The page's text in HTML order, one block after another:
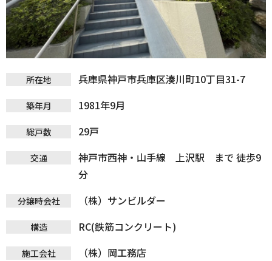
所在地 兵庫県神戸市兵庫区湊川町10丁目31-7
築年月 1981年9月
総戸数 29戸
交通
神戸市西神・山手線 上沢駅 まで 徒歩9
分
分譲時会社 （株）サンビルダー
構造 RC(鉄筋コンクリート)
施工会社 （株）岡工務店